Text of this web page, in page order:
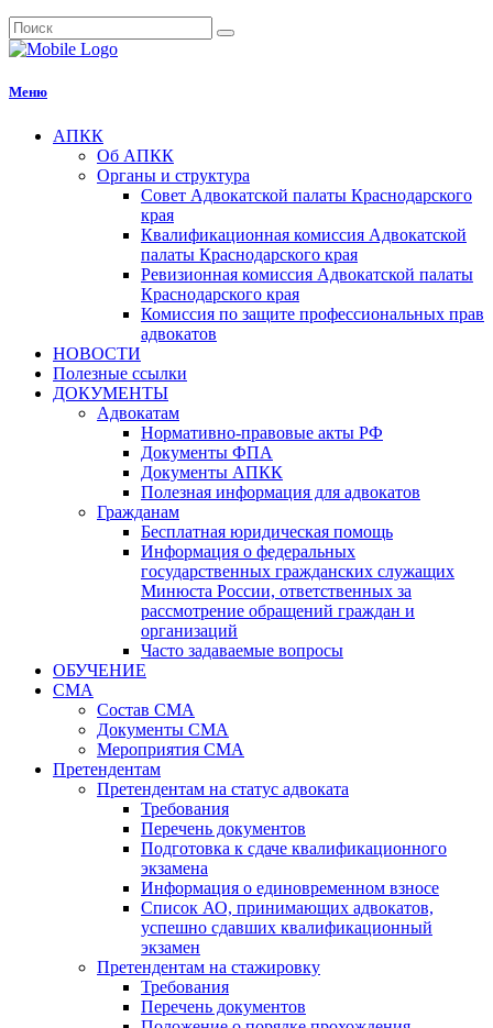
Меню
АПКК
Об АПКК
Органы и структура
Совет Адвокатской палаты Краснодарского
края
Квалификационная комиссия Адвокатской
палаты Краснодарского края
Ревизионная комиссия Адвокатской палаты
Краснодарского края
Комиссия по защите профессиональных прав
адвокатов
НОВОСТИ
Полезные ссылки
ДОКУМЕНТЫ
Адвокатам
Нормативно-правовые акты РФ
Документы ФПА
Документы АПКК
Полезная информация для адвокатов
Гражданам
Бесплатная юридическая помощь
Информация о федеральных
государственных гражданских служащих
Минюста России, ответственных за
рассмотрение обращений граждан и
организаций
Часто задаваемые вопросы
ОБУЧЕНИЕ
СМА
Состав СМА
Документы СМА
Мероприятия СМА
Претендентам
Претендентам на статус адвоката
Требования
Перечень документов
Подготовка к сдаче квалификационного
экзамена
Информация о единовременном взносе
Список АО, принимающих адвокатов,
успешно сдавших квалификационный
экзамен
Претендентам на стажировку
Требования
Перечень документов